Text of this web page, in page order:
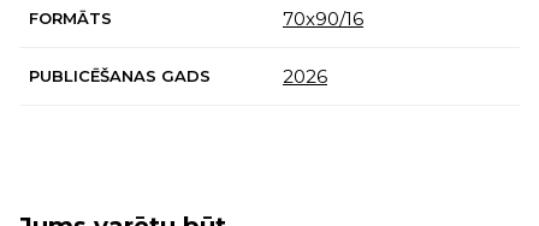
FORMĀTS 70x90/16
PUBLICĒŠANAS GADS 2026